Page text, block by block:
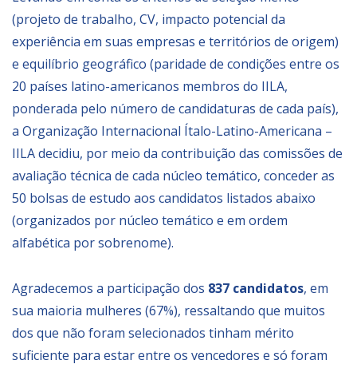
(projeto de trabalho, CV, impacto potencial da
experiência em suas empresas e territórios de origem)
e equilíbrio geográfico (paridade de condições entre os
20 países latino-americanos membros do IILA,
ponderada pelo número de candidaturas de cada país),
a Organização Internacional Ítalo-Latino-Americana –
IILA decidiu, por meio da contribuição das comissões de
avaliação técnica de cada núcleo temático, conceder as
50 bolsas de estudo aos candidatos listados abaixo
(organizados por núcleo temático e em ordem
alfabética por sobrenome).
Agradecemos a participação dos 837 candidatos, em
sua maioria mulheres (67%), ressaltando que muitos
dos que não foram selecionados tinham mérito
suficiente para estar entre os vencedores e só foram